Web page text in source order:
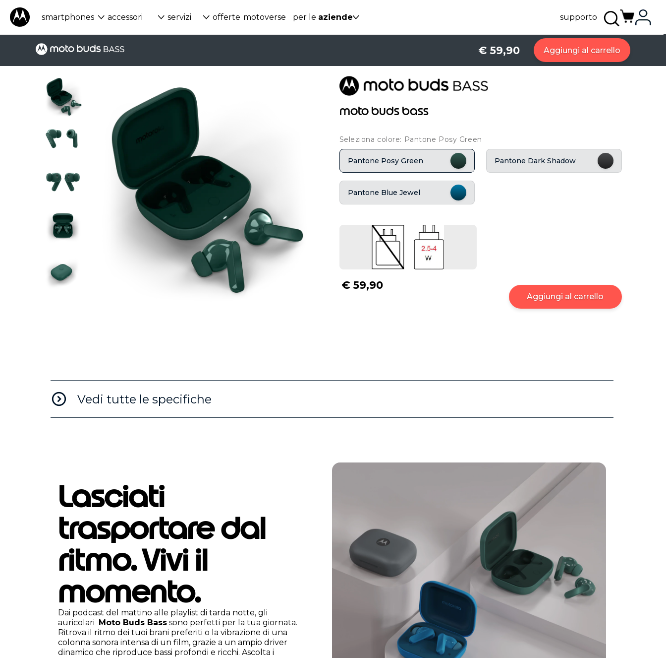
smartphones accessori servizi offerte motoverse per le aziende supporto
€ 59,90 Aggiungi al carrello
moto buds bass
Seleziona colore: Pantone Posy Green
Pantone Posy Green Pantone Dark Shadow
Pantone Blue Jewel
€ 59,90
Aggiungi al carrello
Vedi tutte le specifiche
Lasciati
trasportare dal
ritmo. Vivi il
momento.
Dai podcast del mattino alle playlist di tarda notte, gli
auricolari
Moto Buds Basssono perfetti per la tua giornata.
Ritrova il ritmo dei tuoi brani preferiti o la vibrazione di una
colonna sonora intensa di un film, grazie a un ampio driver
dinamico che riproduce bassi profondi e ricchi. Ascolta i